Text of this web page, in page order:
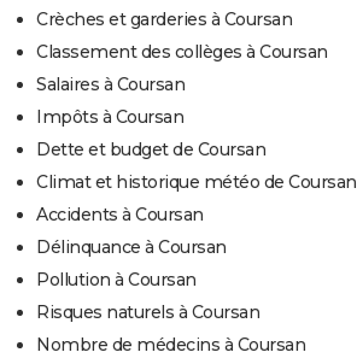
Crèches et garderies à Coursan
Classement des collèges à Coursan
Salaires à Coursan
Impôts à Coursan
Dette et budget de Coursan
Climat et historique météo de Coursan
Accidents à Coursan
Délinquance à Coursan
Pollution à Coursan
Risques naturels à Coursan
Nombre de médecins à Coursan